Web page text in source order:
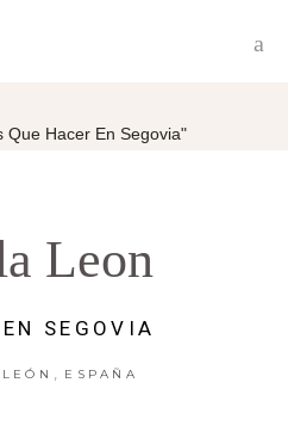
Que Hacer En Segovia"
Leon
SEGOVIA
ESPAÑA